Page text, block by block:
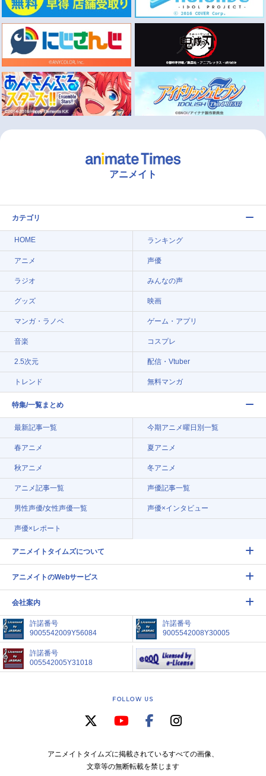
アニメイト
カテゴリ
HOME ランキング
アニメ 声優
ラジオ みんなの声
グッズ 映画
マンガ・ラノベ ゲーム・アプリ
音楽 コスプレ
2.5次元 配信・Vtuber
トレンド 無料マンガ
特集/一覧まとめ
最新記事一覧 今期アニメ曜日別一覧
春アニメ 夏アニメ
秋アニメ 冬アニメ
アニメ記事一覧 声優記事一覧
男性声優/女性声優一覧 声優×インタビュー
声優×レポート
アニメイトタイムズについて
アニメイトのWebサービス
会社案内
許諾番号
9005542009Y56084
許諾番号
9005542008Y30005
許諾番号
005542005Y31018
FOLLOW US
アニメイトタイムズに掲載されているすべての画像、
文章等の無断転載を禁じます